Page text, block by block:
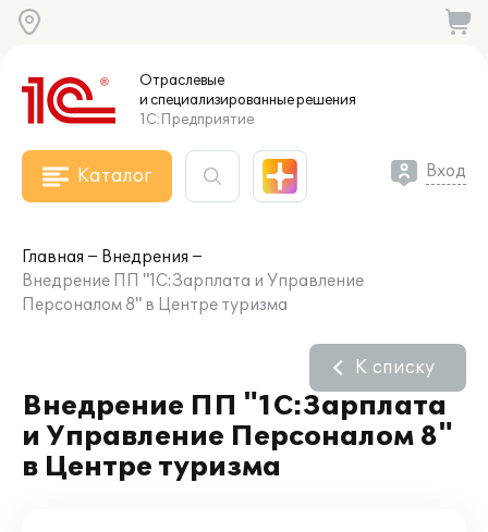
Отраслевые
и специализированныерешения
1С:Предприятие
Каталог Вход
Главная
Внедрения
Внедрение ПП "1С:Зарплата и Управление
Персоналом 8" в Центре туризма
Внедрение ПП "1С:Зарплата
и Управление Персоналом 8"
в Центре туризма
К списку